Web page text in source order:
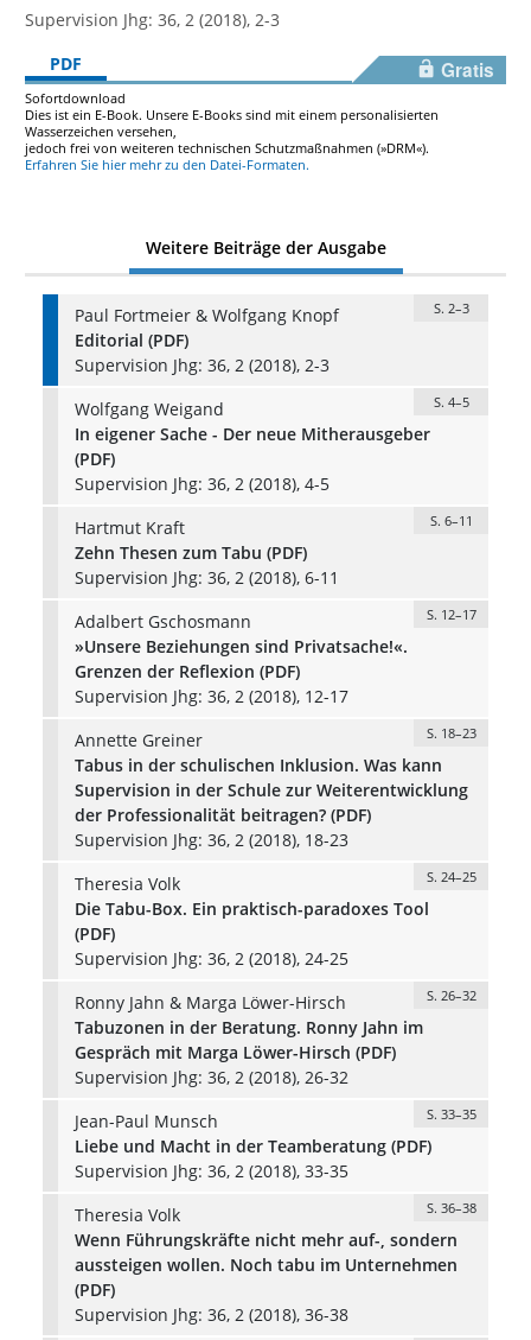
Supervision Jhg: 36, 2 (2018), 2-3
PDF
Gratis
Sofortdownload
Dies ist ein E-Book. Unsere E-Books sind mit einem personalisierten
Wasserzeichen versehen,
jedoch frei von weiteren technischen Schutzmaßnahmen (»DRM«).
Erfahren Sie hier mehr zu den Datei-Formaten.
Weitere Beiträge der Ausgabe
Paul Fortmeier & Wolfgang Knopf S. 2–3
Editorial (PDF)
Supervision Jhg: 36, 2 (2018), 2-3
Wolfgang Weigand
S. 4–5
In eigener Sache - Der neue Mitherausgeber
(PDF)
Supervision Jhg: 36, 2 (2018), 4-5
Hartmut Kraft
S. 6–11
Zehn Thesen zum Tabu (PDF)
Supervision Jhg: 36, 2 (2018), 6-11
Adalbert Gschosmann
S. 12–17
»Unsere Beziehungen sind Privatsache!«.
Grenzen der Reflexion (PDF)
Supervision Jhg: 36, 2 (2018), 12-17
Annette Greiner
S. 18–23
Tabus in der schulischen Inklusion. Was kann
Supervision in der Schule zur Weiterentwicklung
der Professionalität beitragen? (PDF)
Supervision Jhg: 36, 2 (2018), 18-23
Theresia Volk
S. 24–25
Die Tabu-Box. Ein praktisch-paradoxes Tool
(PDF)
Supervision Jhg: 36, 2 (2018), 24-25
Ronny Jahn & Marga Löwer-Hirsch
S. 26–32
Tabuzonen in der Beratung. Ronny Jahn im
Gespräch mit Marga Löwer-Hirsch (PDF)
Supervision Jhg: 36, 2 (2018), 26-32
Jean-Paul Munsch
S. 33–35
Liebe und Macht in der Teamberatung (PDF)
Supervision Jhg: 36, 2 (2018), 33-35
Theresia Volk
S. 36–38
Wenn Führungskräfte nicht mehr auf-, sondern
aussteigen wollen. Noch tabu im Unternehmen
(PDF)
Supervision Jhg: 36, 2 (2018), 36-38